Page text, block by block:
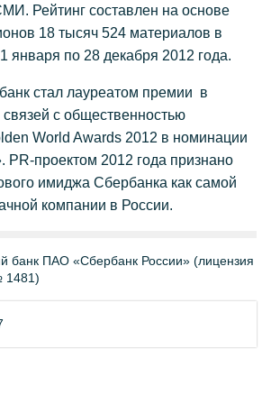
Рейтинг составлен на основе
18 тысяч 524 материалов в
января по 28 декабря 2012 года.
стал лауреатом премии в
связей с общественностью
World Awards 2012 в номинации
PR-проектом 2012 года признано
имиджа Сбербанка как самой
компании в России.
банк ПАО «Сбербанк России» (лицензия